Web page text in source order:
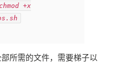
chmod +x
所需的文件，需要梯子以